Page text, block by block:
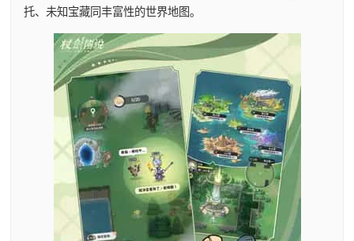
托、未知宝藏同丰富性的世界地图。